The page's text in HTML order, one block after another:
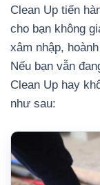
Clean Up tiến
cho bạn không
xâm nhập,
Nếu bạn vẫn
Clean Up hay
như sau: